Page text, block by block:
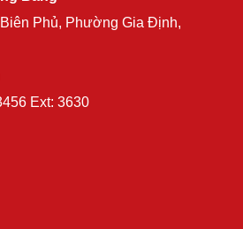
Phủ, Phường Gia Định,
Ext: 3630